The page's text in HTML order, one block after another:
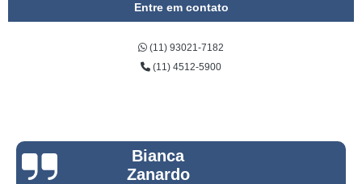
Entre em contato
(11) 93021-7182
(11) 4512-5900
Bianca
Zanardo